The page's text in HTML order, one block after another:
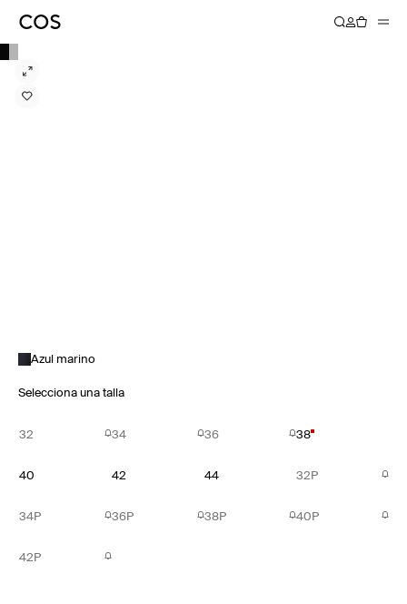
Azul marino
Selecciona una talla
32 34 36 38
40 42 44 32P
34P 36P 38P 40P
42P